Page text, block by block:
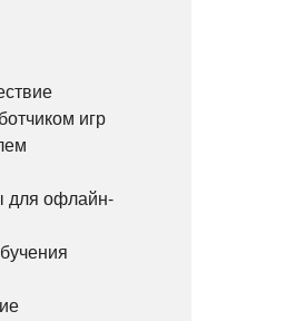
игр
для офлайн-